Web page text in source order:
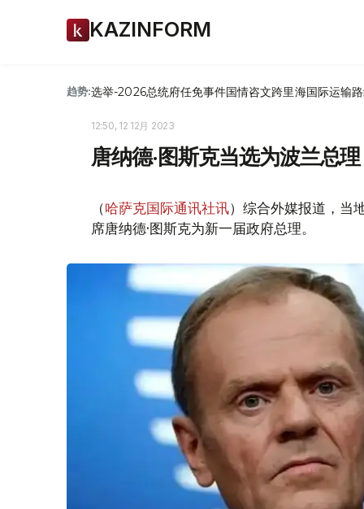
KAZINFORM
趋势:选举-2026总统府任免事件国情咨文跨里海国际运输
12:50, 12 12月 2023
唐纳德·图斯克当选为波兰总理
（哈萨克国际通讯社讯）综合外媒报道，当
席唐纳德·图斯克为新一届政府总理。